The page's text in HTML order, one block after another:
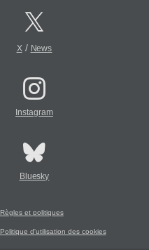
X/ News
Instagram
Bluesky
Règles et politiques
Politique d'utilisation des cookies